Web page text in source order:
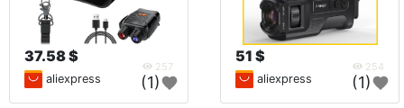
37.58 $
257
aliexpress (1)
51 $
254
aliexpress (1)